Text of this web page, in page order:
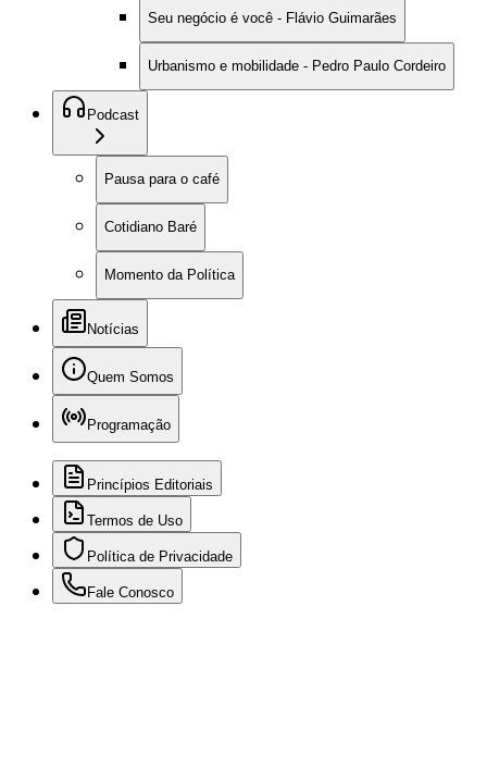
Seu negócio é você - Flávio Guimarães
Urbanismo e mobilidade - Pedro Paulo Cordeiro
Podcast
Pausa para o café
Cotidiano Baré
Momento da Política
Notícias
Quem Somos
Programação
Princípios Editoriais
Termos de Uso
Política de Privacidade
Fale Conosco